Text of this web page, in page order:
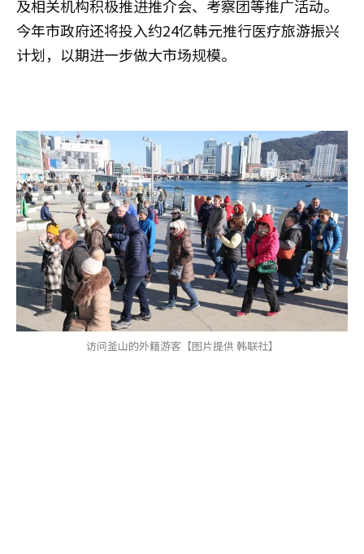
及相关机构积极推进推介会、考察团等推广活动。
今年市政府还将投入约24亿韩元推行医疗旅游振兴
计划，以期进一步做大市场规模。
访问釜山的外籍游客【图片提供 韩联社】